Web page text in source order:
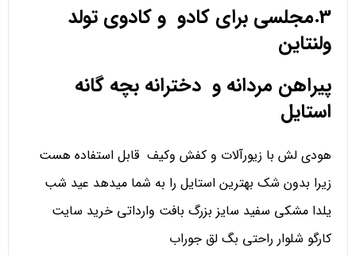
3.مجلسی برای کادو و کادوی تولد
ولنتاین
پیراهن مردانه و دخترانه بچه گانه
استایل
هودی لش با زیورآلات و کفش وکیف قابل استفاده هست
زیرا بدون شک بهترین استایل را به شما میدهد عید شب
یلدا مشکی سفید سایز بزرگ بافت وارداتی خرید سایت
کارگو شلوار راحتی بگ لق جوراب